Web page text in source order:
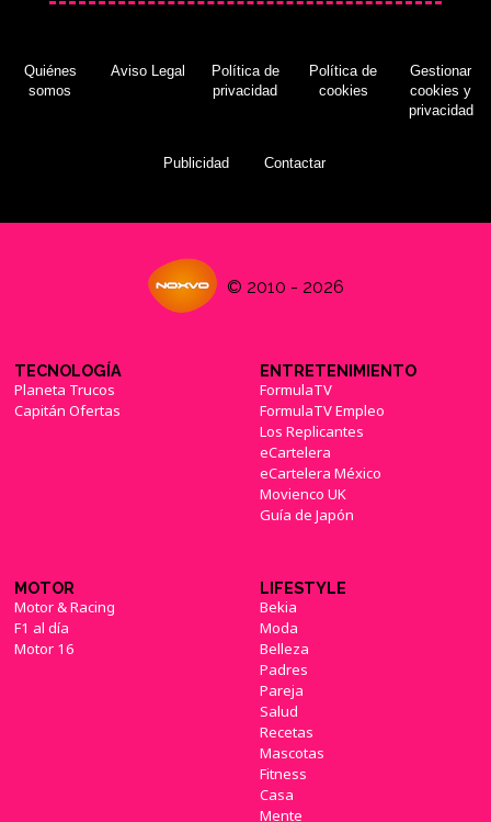
Quiénes
somos
Aviso Legal
Política de
privacidad
Política de
cookies
Gestionar
cookies y
privacidad
Publicidad Contactar
© 2010 - 2026
TECNOLOGÍA
Planeta Trucos
Capitán Ofertas
ENTRETENIMIENTO
FormulaTV
FormulaTV Empleo
Los Replicantes
eCartelera
eCartelera México
Movienco UK
Guía de Japón
MOTOR
Motor & Racing
F1 al día
Motor 16
LIFESTYLE
Bekia
Moda
Belleza
Padres
Pareja
Salud
Recetas
Mascotas
Fitness
Casa
Mente